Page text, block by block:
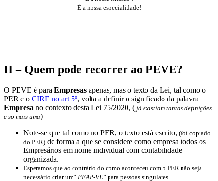
É a nossa especialidade!
II – Quem pode recorrer ao PEVE?
O PEVE é para Empresas apenas, mas o texto da Lei, tal como o
PER e o CIRE no art 5º, volta a definir o significado da palavra
Empresa no contexto desta Lei 75/2020, ( já existiam tantas definições
é só mais uma)
Note-se que tal como no PER, o texto está escrito, (foi copiado
do PER) de forma a que se considere como empresa todos os
Empresários em nome individual com contabilidade
organizada.
Esperamos que ao contrário do como aconteceu com o PER não seja
necessário criar um” PEAP-VE” para pessoas singulares.